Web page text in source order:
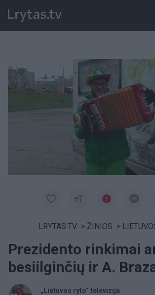
Paremkite Ukrainą
LRYTAS.TV > ŽINIOS >
Prezidento rinkimai
besiilginčių ir A.
„Lietuvos ryto“ televizija